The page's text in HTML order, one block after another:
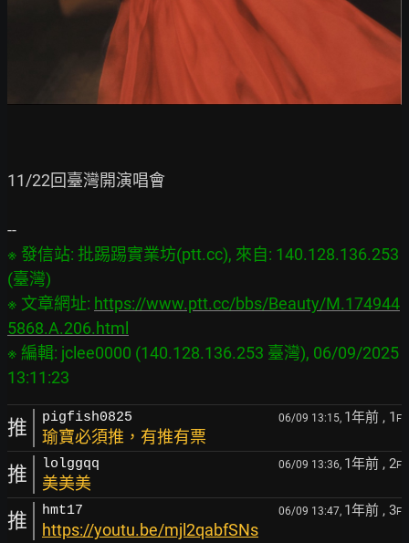
11/22回臺灣開演唱會
※ 發信站: 批踢踢實業坊(ptt.cc), 來自: 140.128.136.253
(臺灣)
※ 文章網址: https://www.ptt.cc/bbs/Beauty/M.174944
5868.A.206.html
※ 編輯: jclee0000 (140.128.136.253 臺灣), 06/09/2025
推 pigfish0825 06/09 13:15, 1年前 , 1 F
瑜寶必須推，有推有票
推 lolggqq 06/09 13:36, 1年前 , 2F
美美美
推 hmt17 06/09 13:47, 1年前 , 3F
https://youtu.be/mjl2qabfSNs